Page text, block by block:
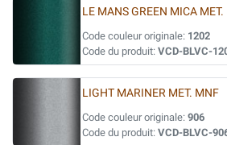
LE MANS GREEN MICA MET.
Code couleur originale: 1202
Code du produit: VCD-BLVC-
LIGHT MARINER MET. MNF
Code couleur originale: 906
Code du produit: VCD-BLVC-